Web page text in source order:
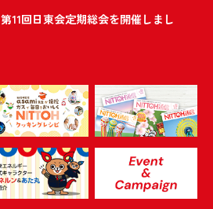
第11回日東会定期総会を開催しまし